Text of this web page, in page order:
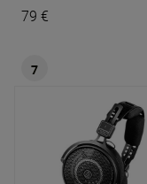
79 €
7